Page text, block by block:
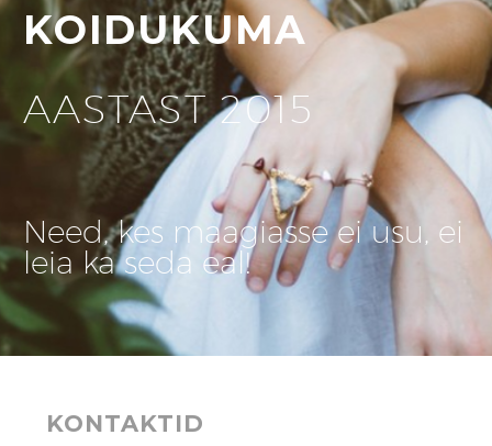
KOIDUKUMA
AASTAST 2015
Need, kes maagiasse ei usu, ei
leia ka seda eal!
KONTAKTID